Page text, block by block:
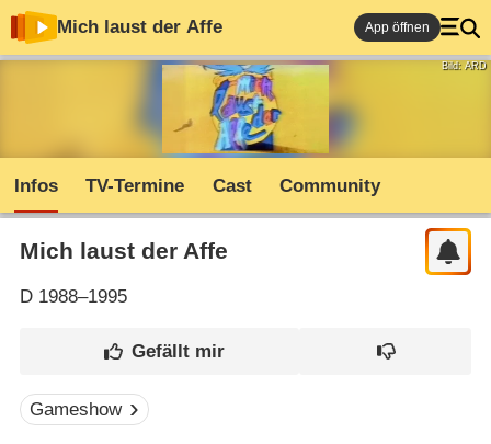
Mich laust der Affe App öffnen
Bild: ARD
Infos TV-Termine Cast Community
Mich laust der Affe
D1988–1995
Gameshow